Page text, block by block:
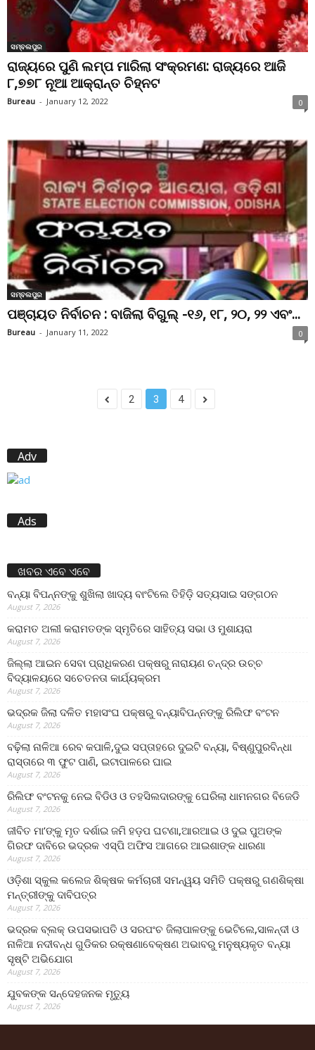
ସମ୍ବଲପୁର
ରାଜ୍ୟରେ ପୁଣି ଲମ୍ପ ମାରିଲା ସଂକ୍ରମଣ: ରାଜ୍ୟରେ ଆଜି
୮,୭୭୮ ନୂଆ ଆକ୍ରାନ୍ତ ଚିହ୍ନଟ
Bureau - January 12, 2022 0
ସମ୍ବଲପୁର
ପଞ୍ଚାୟତ ନିର୍ବାଚନ : ବାଜିଲା ବିଗୁଲ୍‌ -୧୬, ୧୮, ୨୦, ୨୨ ଏବଂ...
Bureau - January 11, 2022 0
2 3 4
Adv
Ads
ଖବର ଏବେ ଏବେ
ବନ୍ୟା ବିପନ୍ନଙ୍କୁ ଶୁଖିଲା ଖାଦ୍ୟ ବାଂଟିଲେ ତିହିଡି଼ ସତ୍ୟସାଇ ସଙ୍ଗଠନ
August 7, 2026
କରାମତ ଅଲୀ କରାମତଙ୍କ ସ୍ମୃତିରେ ସାହିତ୍ୟ ସଭା ଓ ମୁଶାୟରା
August 7, 2026
ଜିଲ୍ଲା ଆଇନ ସେବା ପ୍ରାଧିକରଣ ପକ୍ଷରୁ ନାରାୟଣ ଚନ୍ଦ୍ର ଉଚ୍ଚ
ବିଦ୍ୟାଳୟରେ ସଚେତନତା କାର୍ଯ୍ୟକ୍ରମ
August 7, 2026
ଭଦ୍ରକ ଜିଲା ଦଳିତ ମହାସଂଘ ପକ୍ଷରୁ ବନ୍ୟାବିପନ୍ନଙ୍କୁ ରିଲିଫ ବଂଟନ
August 7, 2026
ବଢ଼ିଲା ନାଳିଆ ରେବ କପାଳି,ଦୁଇ ସପ୍ତାହରେ ଦୁଇଟି ବନ୍ୟା, ବିଷ୍ଣୁପୁରବିନ୍ଧା
ରାସ୍ତାରେ ୩ ଫୁଟ ପାଣି, ଇଟାପାଳରେ ଘାଇ
August 7, 2026
ରିଲିଫ ବଂଟନକୁ ନେଇ ବିଡିଓ ଓ ତହସିଲଦାରଙ୍କୁ ଘେରିଲା ଧାମନଗର ବିଜେଡି
August 7, 2026
ଜୀବିତ ମା’ଙ୍କୁ ମୃତ ଦର୍ଶାଇ ଜମି ହଡ଼ପ ଘଟଣା,ଆରଆଇ ଓ ଦୁଇ ପୁଅଙ୍କ
ଗିରଫ ଦାବିରେ ଭଦ୍ରକ ଏସ୍‌ପି ଅଫିସ ଆଗରେ ଆଇଶାଙ୍କ ଧାରଣା
August 7, 2026
ଓଡ଼ିଶା ସ୍କୁଲ କଲେଜ ଶିକ୍ଷକ କର୍ମଚାରୀ ସମନ୍ୱୟ ସମିତି ପକ୍ଷରୁ ଗଣଶିକ୍ଷା
ମନ୍ତ୍ରୀଙ୍କୁ ଦାବିପତ୍ର
August 7, 2026
ଭଦ୍ରକ ବ୍ଲକ୍ ଉପସଭାପତି ଓ ସରପଂଚ ଜିଲାପାଳଙ୍କୁ ଭେଟିଲେ,ସାଳନ୍ଦୀ ଓ
ନାଳିଆ ନଦୀବନ୍ଧ ଗୁଡିକର ରକ୍ଷଣାବେକ୍ଷଣ ଅଭାବରୁ ମନୁଷ୍ୟକୃତ ବନ୍ୟା
ସୃଷ୍ଟି ଅଭିଯୋଗ
August 7, 2026
ଯୁବକଙ୍କ ସନ୍ଦେହଜନକ ମୃତ୍ୟୁ
August 7, 2026